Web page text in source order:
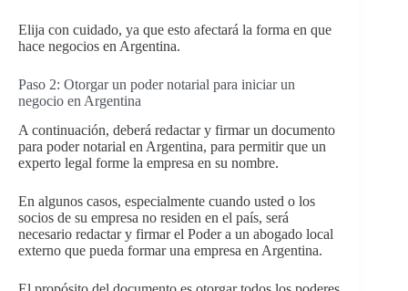
Elija con cuidado, ya que esto afectará la forma en que
hace negocios en Argentina.
Paso 2: Otorgar un poder notarial para iniciar un
negocio en Argentina
A continuación, deberá redactar y firmar un documento
para poder notarial en Argentina, para permitir que un
experto legal forme la empresa en su nombre.
En algunos casos, especialmente cuando usted o los
socios de su empresa no residen en el país, será
necesario redactar y firmar el Poder a un abogado local
externo que pueda formar una empresa en Argentina.